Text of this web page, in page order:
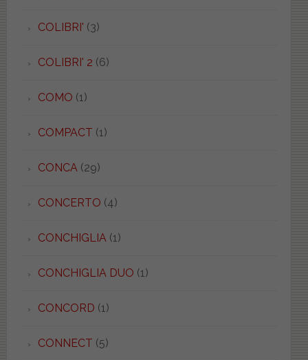
COLIBRI' (3)
COLIBRI' 2 (6)
COMO (1)
COMPACT (1)
CONCA(29)
CONCERTO (4)
CONCHIGLIA(1)
CONCHIGLIA DUO (1)
CONCORD (1)
CONNECT (5)